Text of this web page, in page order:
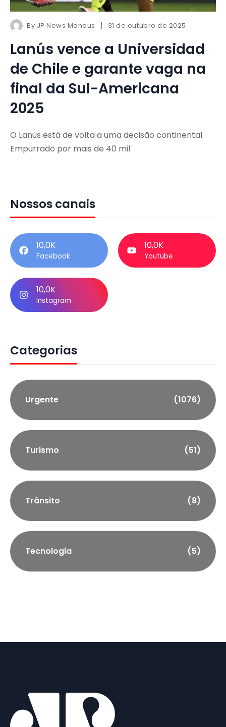
By JP News Manaus 31 de outubro de 2025
Lanús vence a Universidad
de Chile e garante vaga na
final da Sul-Americana
2025
O Lanús está de volta a uma decisão continental.
Empurrado por mais de 40 mil
Nossos canais
10,0K
Facebook
10,0K
Youtube
10,0K
Instagram
Categorias
Urgente (1076)
Turismo (51)
Trânsito (8)
Tecnologia (5)